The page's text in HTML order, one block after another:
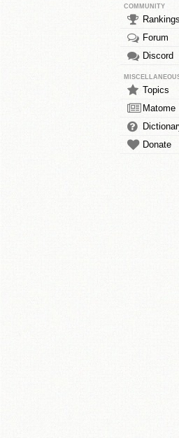
COMMUNITY
Rankings
Forum
Discord
Topics
Matome
Donate